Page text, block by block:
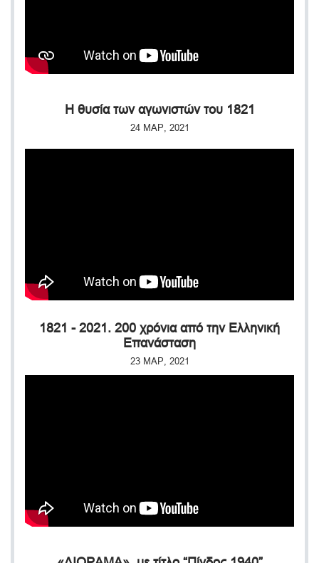
Η θυσία των αγωνιστών του 1821
24 ΜΑΡ, 2021
1821 - 2021. 200 χρόνια από την Ελληνική
Επανάσταση
23 ΜΑΡ, 2021